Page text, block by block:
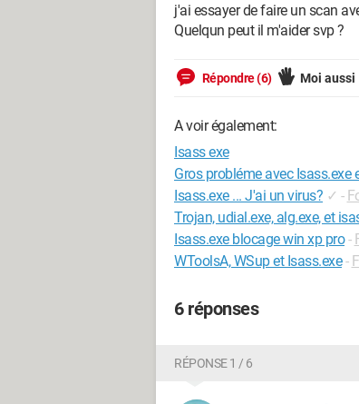
j'ai essayer de faire un scan
Quelqun peut il m'aider svp ?
Répondre (6) Moi aussi
A voir également:
Isass exe
Gros probléme avec Isass.exe
Isass.exe ... J'ai un virus? ✓ -
Trojan, udial.exe, alg.exe, et
Isass.exe blocage win xp pro -
WToolsA, WSup et Isass.exe -
6 réponses
RÉPONSE 1 / 6